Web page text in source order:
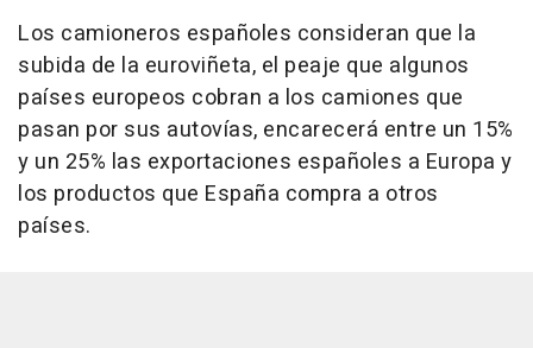
Los camioneros españoles consideran que la
subida de la euroviñeta, el peaje que algunos
países europeos cobran a los camiones que
pasan por sus autovías, encarecerá entre un 15%
y un 25% las exportaciones españoles a Europa y
los productos que España compra a otros
países.